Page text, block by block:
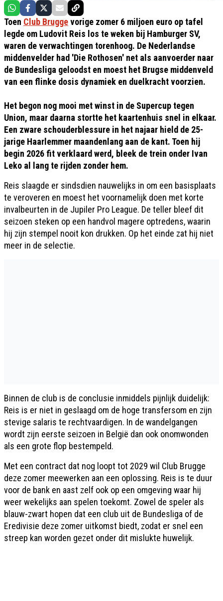
Toen Club Bruggevorige zomer 6 miljoen euro op tafel
legde om Ludovit Reis los te weken bij Hamburger SV,
waren de verwachtingen torenhoog. De Nederlandse
middenvelder had 'Die Rothosen' net als aanvoerder naar
de Bundesliga geloodst en moest het Brugse middenveld
van een flinke dosis dynamiek en duelkracht voorzien.
Het begon nog mooi met winst in de Supercup tegen
Union, maar daarna stortte het kaartenhuis snel in elkaar.
Een zware schouderblessure in het najaar hield de 25-
jarige Haarlemmer maandenlang aan de kant. Toen hij
begin 2026 fit verklaard werd, bleek de trein onder Ivan
Leko al lang te rijden zonder hem.
Reis slaagde er sindsdien nauwelijks in om een basisplaats
te veroveren en moest het voornamelijk doen met korte
invalbeurten in de Jupiler Pro League. De teller bleef dit
seizoen steken op een handvol magere optredens, waarin
hij zijn stempel nooit kon drukken. Op het einde zat hij niet
meer in de selectie.
Binnen de club is de conclusie inmiddels pijnlijk duidelijk:
Reis is er niet in geslaagd om de hoge transfersom en zijn
stevige salaris te rechtvaardigen. In de wandelgangen
wordt zijn eerste seizoen in België dan ook onomwonden
als een grote flop bestempeld.
Met een contract dat nog loopt tot 2029 wil Club Brugge
deze zomer meewerken aan een oplossing. Reis is te duur
voor de bank en aast zelf ook op een omgeving waar hij
weer wekelijks aan spelen toekomt. Zowel de speler als
blauw-zwart hopen dat een club uit de Bundesliga of de
Eredivisie deze zomer uitkomst biedt, zodat er snel een
streep kan worden gezet onder dit mislukte huwelijk.